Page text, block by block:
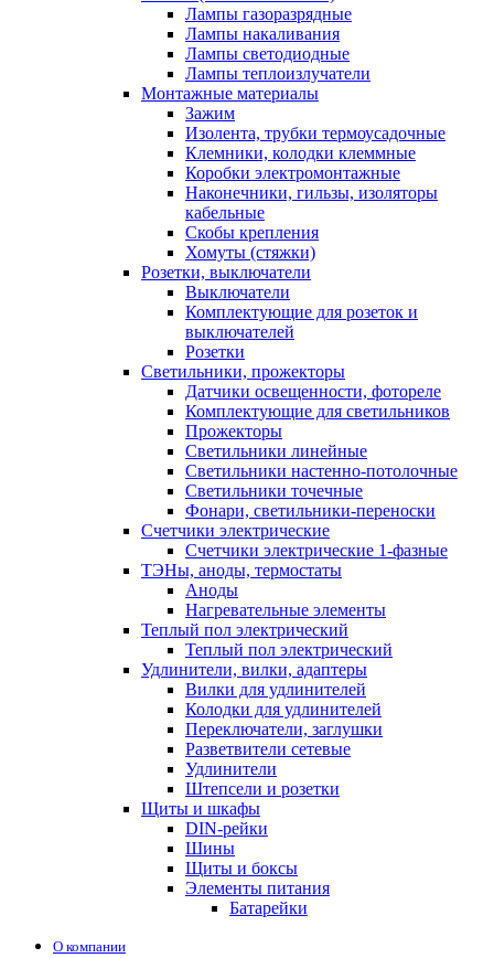
Лампы газоразрядные
Лампы накаливания
Лампы светодиодные
Лампы теплоизлучатели
Монтажные материалы
Зажим
Изолента, трубки термоусадочные
Клемники, колодки клеммные
Коробки электромонтажные
Наконечники, гильзы, изоляторы
кабельные
Скобы крепления
Хомуты (стяжки)
Розетки, выключатели
Выключатели
Комплектующие для розеток и
выключателей
Розетки
Светильники, прожекторы
Датчики освещенности, фотореле
Комплектующие для светильников
Прожекторы
Светильники линейные
Светильники настенно-потолочные
Светильники точечные
Фонари, светильники-переноски
Счетчики электрические
Счетчики электрические 1-фазные
ТЭНы, аноды, термостаты
Аноды
Нагревательные элементы
Теплый пол электрический
Теплый пол электрический
Удлинители, вилки, адаптеры
Вилки для удлинителей
Колодки для удлинителей
Переключатели, заглушки
Разветвители сетевые
Удлинители
Штепсели и розетки
Щиты и шкафы
DIN-рейки
Шины
Щиты и боксы
Элементы питания
Батарейки
О компании